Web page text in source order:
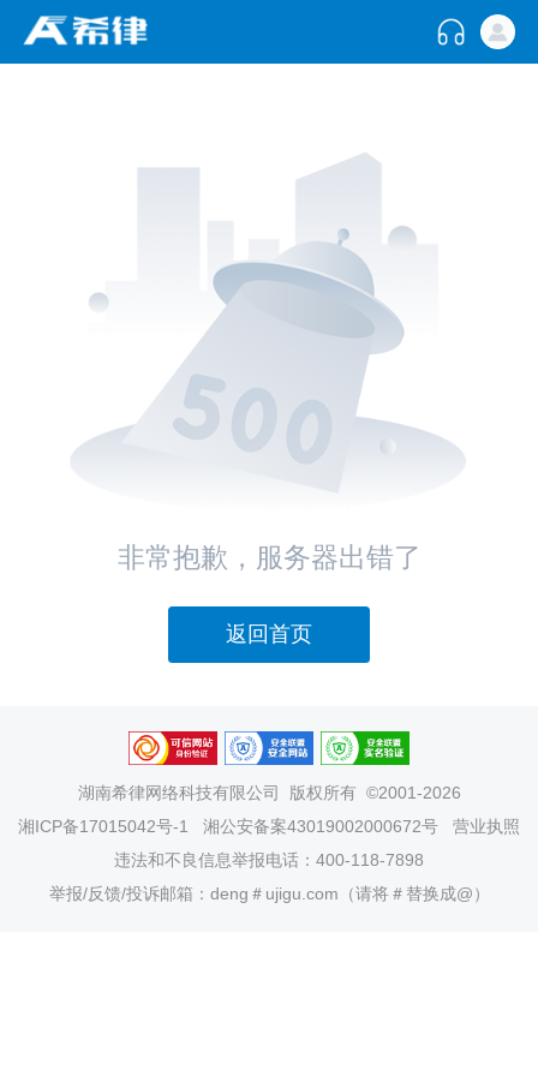
非常抱歉，服务器出错了
返回首页
湖南希律网络科技有限公司
版权所有 ©2001-2026
湘ICP备17015042号-1
湘公安备案43019002000672号
营业执照
违法和不良信息举报电话：400-118-7898
举报/反馈/投诉邮箱：deng＃ujigu.com（请将＃替换成@）